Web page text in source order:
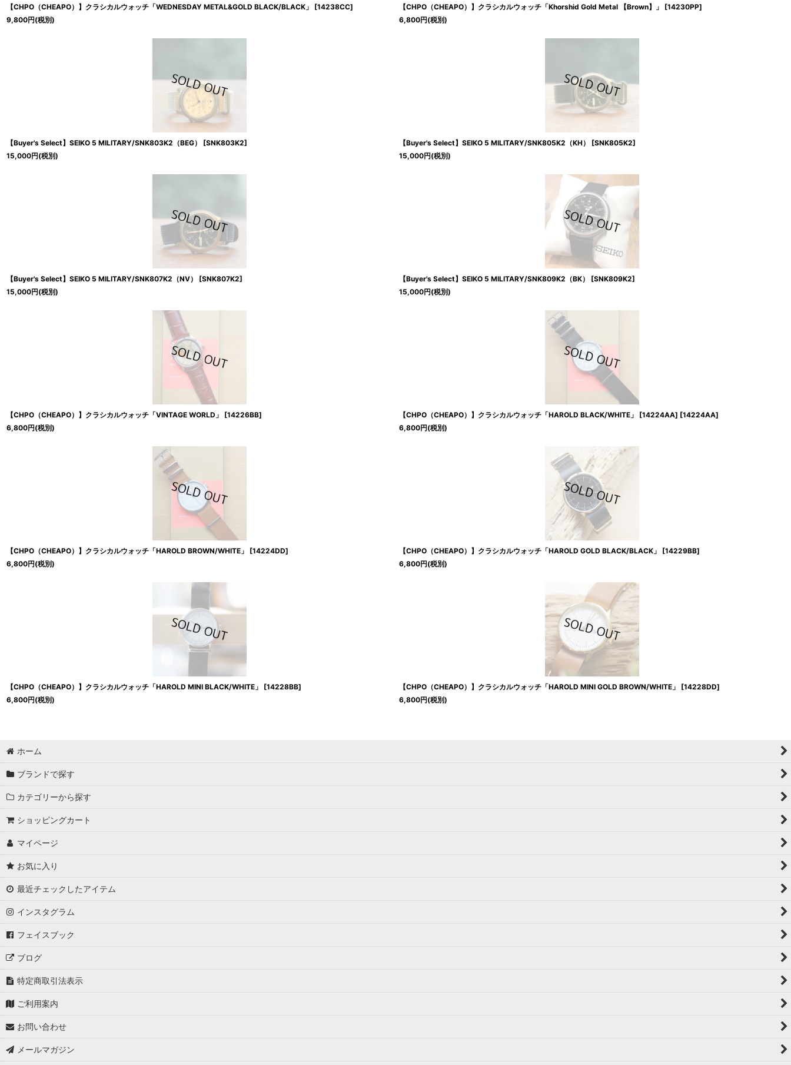
【CHPO（CHEAPO）】クラシカルウォッチ「WEDNESDAY METAL&GOLD BLACK/BLACK」 [14238CC]
9,800円(税別)
【CHPO（CHEAPO）】クラシカルウォッチ「Khorshid Gold Metal 【Brown】」 [14230PP]
6,800円(税別)
【Buyer's Select】SEIKO 5 MILITARY/SNK803K2（BEG） [SNK803K2]
15,000円(税別)
【Buyer's Select】SEIKO 5 MILITARY/SNK805K2（KH） [SNK805K2]
15,000円(税別)
【Buyer's Select】SEIKO 5 MILITARY/SNK807K2（NV） [SNK807K2]
15,000円(税別)
【Buyer's Select】SEIKO 5 MILITARY/SNK809K2（BK） [SNK809K2]
15,000円(税別)
【CHPO（CHEAPO）】クラシカルウォッチ「VINTAGE WORLD」 [14226BB]
6,800円(税別)
【CHPO（CHEAPO）】クラシカルウォッチ「HAROLD BLACK/WHITE」 [14224AA] [14224AA]
6,800円(税別)
【CHPO（CHEAPO）】クラシカルウォッチ「HAROLD BROWN/WHITE」 [14224DD]
6,800円(税別)
【CHPO（CHEAPO）】クラシカルウォッチ「HAROLD GOLD BLACK/BLACK」 [14229BB]
6,800円(税別)
【CHPO（CHEAPO）】クラシカルウォッチ「HAROLD MINI BLACK/WHITE」 [14228BB]
6,800円(税別)
【CHPO（CHEAPO）】クラシカルウォッチ「HAROLD MINI GOLD BROWN/WHITE」 [14228DD]
6,800円(税別)
ホーム
ブランドで探す
カテゴリーから探す
ショッピングカート
マイページ
お気に入り
最近チェックしたアイテム
インスタグラム
フェイスブック
ブログ
特定商取引法表示
ご利用案内
お問い合わせ
メールマガジン